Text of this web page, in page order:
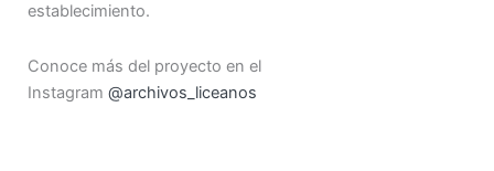
establecimiento.
Conoce más del proyecto en el
Instagram @archivos_liceanos